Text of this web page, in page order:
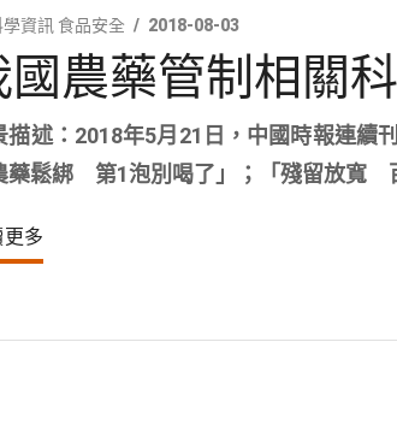
資訊 食品安全 2018-08-03
國農藥管制相關
描述：2018年5月21日，中國時報連
藥鬆綁 第1泡別喝了」；「殘留放寬
更多